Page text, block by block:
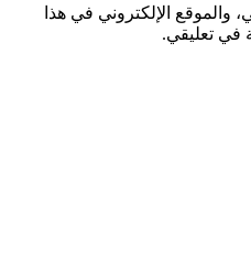
والموقع الإلكتروني في هذا
في تعليقي.